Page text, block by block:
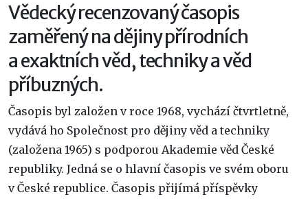
Vědecký recenzovaný časopis
zaměřený na dějiny přírodních
a exaktních věd, techniky a věd
příbuzných.
Časopis byl založen v roce 1968, vychází čtvrtletně,
vydává ho Společnost pro dějiny věd a techniky
(založena 1965) s podporou Akademie věd České
republiky. Jedná se o hlavní časopis ve svém oboru
v České republice. Časopis přijímá příspěvky